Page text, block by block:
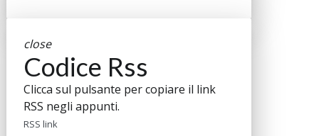
close
Codice Rss
Clicca sul pulsante per copiare il link
RSS negli appunti.
RSS link